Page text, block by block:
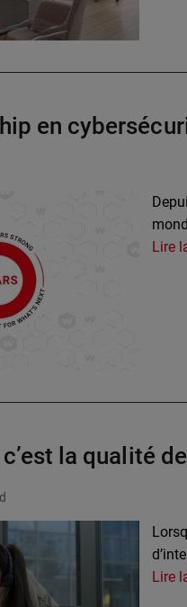
en
Lire
c’est la qualité
Lire